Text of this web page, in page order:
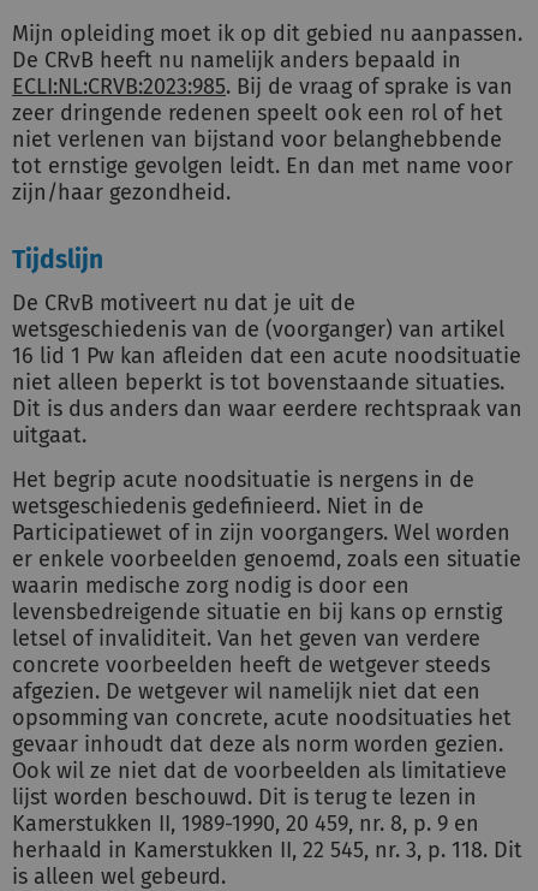
Mijn opleiding moet ik op dit gebied nu aanpassen.
De CRvB heeft nu namelijk anders bepaald in
ECLI:NL:CRVB:2023:985. Bij de vraag of sprake is van
zeer dringende redenen speelt ook een rol of het
niet verlenen van bijstand voor belanghebbende
tot ernstige gevolgen leidt. En dan met name voor
zijn/haar gezondheid.
Tijdslijn
De CRvB motiveert nu dat je uit de
wetsgeschiedenis van de (voorganger) van artikel
16 lid 1 Pw kan afleiden dat een acute noodsituatie
niet alleen beperkt is tot bovenstaande situaties.
Dit is dus anders dan waar eerdere rechtspraak van
uitgaat.
Het begrip acute noodsituatie is nergens in de
wetsgeschiedenis gedefinieerd. Niet in de
Participatiewet of in zijn voorgangers. Wel worden
er enkele voorbeelden genoemd, zoals een situatie
waarin medische zorg nodig is door een
levensbedreigende situatie en bij kans op ernstig
letsel of invaliditeit. Van het geven van verdere
concrete voorbeelden heeft de wetgever steeds
afgezien. De wetgever wil namelijk niet dat een
opsomming van concrete, acute noodsituaties het
gevaar inhoudt dat deze als norm worden gezien.
Ook wil ze niet dat de voorbeelden als limitatieve
lijst worden beschouwd. Dit is terug te lezen in
Kamerstukken II, 1989-1990, 20 459, nr. 8, p. 9 en
herhaald in Kamerstukken II, 22 545, nr. 3, p. 118. Dit
is alleen wel gebeurd.